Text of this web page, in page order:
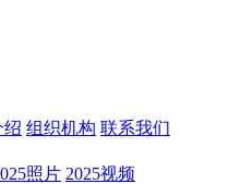
绍 组织机构 联系我们
照片 2025视频